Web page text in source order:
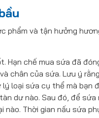
phẩm và tận hưởng
chế mua sứa đã
chân của sứa. Lưu ý
loại sứa cụ thể mà bạn
dư nào. Sau đó, để sứa
Thời gian nấu sứa